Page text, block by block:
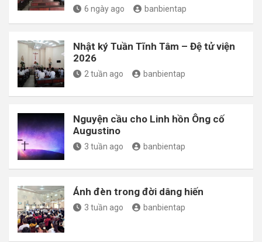
6 ngày ago banbientap
Nhật ký Tuần Tĩnh Tâm – Đệ tử viện
2026
2 tuần ago banbientap
Nguyện cầu cho Linh hồn Ông cố
Augustino
3 tuần ago banbientap
Ánh đèn trong đời dâng hiến
3 tuần ago banbientap